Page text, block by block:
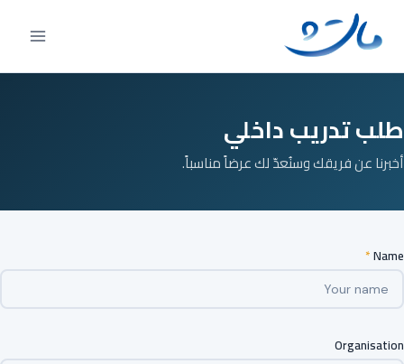
content
طلب تدريب داخلي
أخبرنا عن فريقك وسنُعدّ لك عرضاً مناسباً.
Name
*
Organisation